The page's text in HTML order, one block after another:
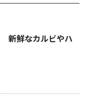
新鮮なカルビやハ